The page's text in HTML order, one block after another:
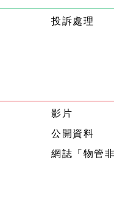
投訴處理
影片
公開資料
網誌「物管非